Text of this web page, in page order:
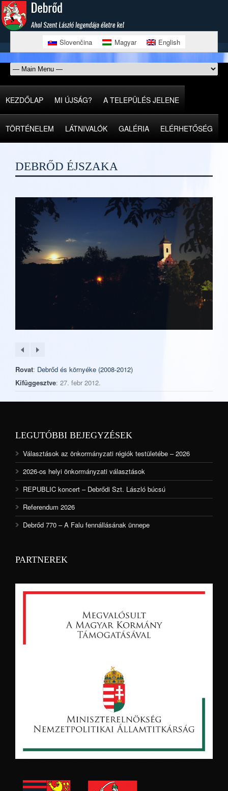
Slovenčina Magyar English
KEZDŐLAP MI ÚJSÁG? A TELEPÜLÉS JELENE
TÖRTÉNELEM LÁTNIVALÓK GALÉRIA ELÉRHETŐSÉG
DEBRŐD ÉJSZAKA
Rovat: Debrőd és környéke (2008-2012)
Kifüggesztve: 27. febr 2012.
LEGUTÓBBI BEJEGYZÉSEK
Választások az önkormányzati régiók testületébe – 2026
2026-os helyi önkormányzati választások
REPUBLIC koncert – Debrődi Szt. László búcsú
Referendum 2026
Debrőd 770 – A Falu fennállásának ünnepe
PARTNEREK